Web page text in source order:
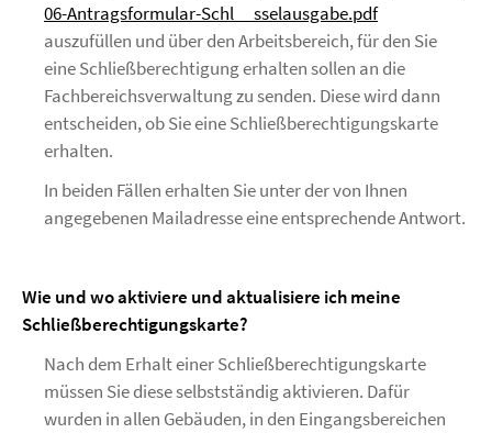
06-Antragsformular-Schl__sselausgabe.pdf
auszufüllen und über den Arbeitsbereich, für den Sie
eine Schließberechtigung erhalten sollen an die
Fachbereichsverwaltung zu senden. Diese wird dann
entscheiden, ob Sie eine Schließberechtigungskarte
erhalten.
In beiden Fällen erhalten Sie unter der von Ihnen
angegebenen Mailadresse eine entsprechende Antwort.
Wie und wo aktiviere und aktualisiere ich meine
Schließberechtigungskarte?
Nach dem Erhalt einer Schließberechtigungskarte
müssen Sie diese selbstständig aktivieren. Dafür
wurden in allen Gebäuden, in den Eingangsbereichen